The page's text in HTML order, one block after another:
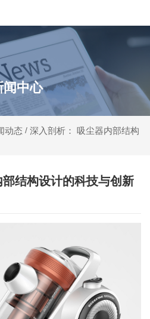
闻中心
动态 / 深入剖析： 吸尘器内部结构
结构设计的科技与创新